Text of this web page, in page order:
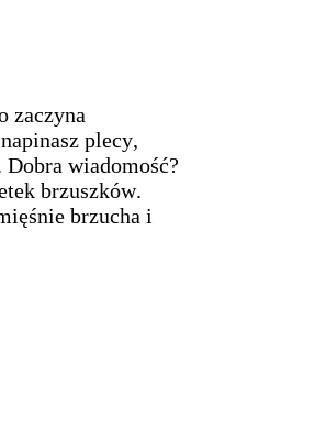
zaczyna
plecy,
wiadomość?
brzuszków.
brzucha i